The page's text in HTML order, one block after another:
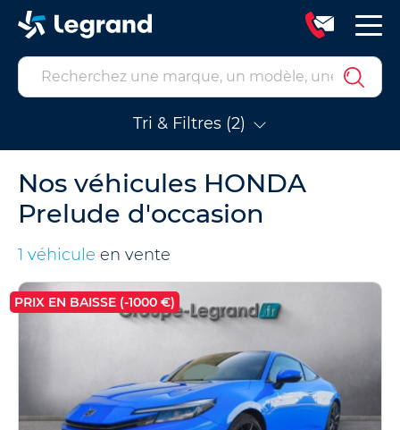
Tri & Filtres (2)
Nos véhicules HONDA
Prelude d'occasion
1 véhicule en vente
PRIX EN BAISSE (-1000 €)